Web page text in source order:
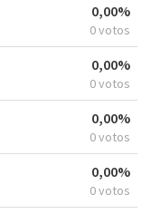
0,00%
0 votos
0,00%
0 votos
0,00%
0 votos
0,00%
0 votos